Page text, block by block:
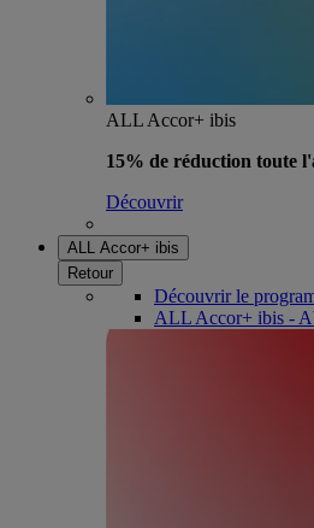
ALL Accor+ ibis
15% de réduction toute
Découvrir
ALL Accor+ ibis
Retour
Découvrir le
ALL Accor+ ibis -